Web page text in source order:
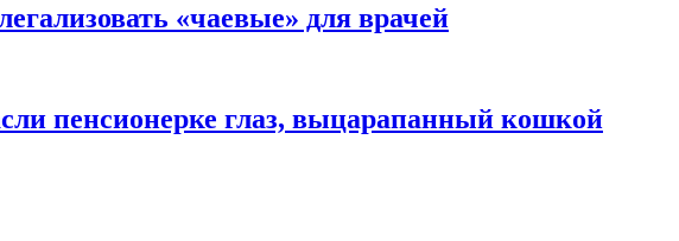
«чаевые» для врачей
пенсионерке глаз, выцарапанный кошкой